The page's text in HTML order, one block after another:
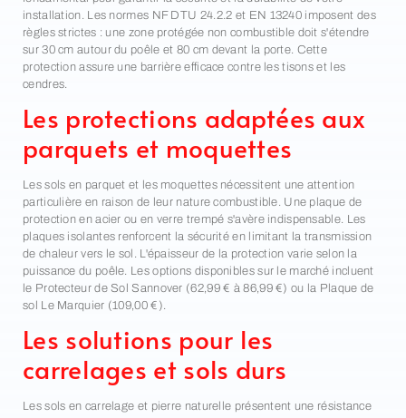
installation. Les normes NF DTU 24.2.2 et EN 13240 imposent des
règles strictes : une zone protégée non combustible doit s'étendre
sur 30 cm autour du poêle et 80 cm devant la porte. Cette
protection assure une barrière efficace contre les tisons et les
cendres.
Les protections adaptées aux
parquets et moquettes
Les sols en parquet et les moquettes nécessitent une attention
particulière en raison de leur nature combustible. Une plaque de
protection en acier ou en verre trempé s'avère indispensable. Les
plaques isolantes renforcent la sécurité en limitant la transmission
de chaleur vers le sol. L'épaisseur de la protection varie selon la
puissance du poêle. Les options disponibles sur le marché incluent
le Protecteur de Sol Sannover (62,99 € à 86,99 €) ou la Plaque de
sol Le Marquier (109,00 €).
Les solutions pour les
carrelages et sols durs
Les sols en carrelage et pierre naturelle présentent une résistance